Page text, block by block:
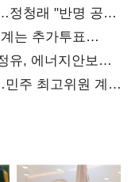
정청래 "반명 공세
는 추가투표
유, 에너지안보
주 최고위원 계파